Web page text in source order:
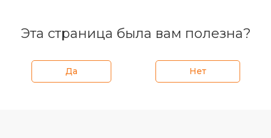
Эта страница была вам полезна?
Да Нет